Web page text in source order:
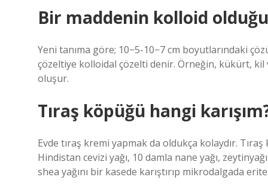
Bir maddenin kolloid olduğu
Yeni tanıma göre; 10−5-10−7 cm boyutlarındaki
çözeltiye kolloidal çözelti denir. Örneğin, kükürt, kil
oluşur.
Tıraş köpüğü hangi
Evde tıraş kremi yapmak da oldukça kolaydır.
Hindistan cevizi yağı, 10 damla nane yağı,
shea yağını bir kasede karıştırıp mikrodalgada